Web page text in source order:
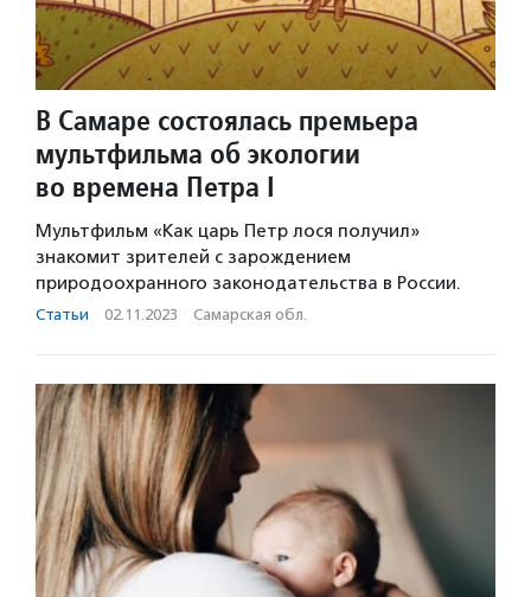
В Самаре состоялась премьера
мультфильма об экологии
во времена Петра I
Мультфильм «Как царь Петр лося получил»
знакомит зрителей с зарождением
природоохранного законодательства в России.
Статьи · 02.11.2023 · Самарская обл.